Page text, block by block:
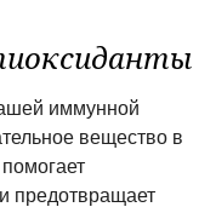
иммунной
вещество в
предотвращает